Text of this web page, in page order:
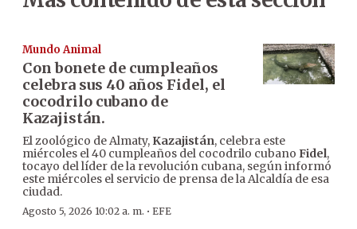
Mundo Animal
Con bonete de cumpleaños
celebra sus 40 años Fidel, el
cocodrilo cubano de
Kazajistán.
El zoológico de Almaty, Kazajistán, celebra este
miércoles el 40 cumpleaños del cocodrilo cubano Fidel,
tocayo del líder de la revolución cubana, según informó
este miércoles el servicio de prensa de la Alcaldía de esa
ciudad.
Agosto 5, 2026 10:02 a. m. · EFE